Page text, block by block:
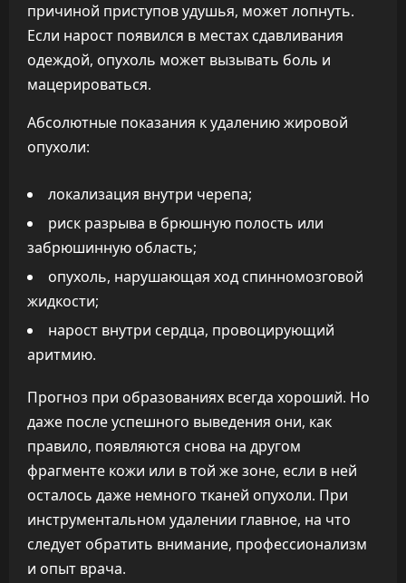
причиной приступов удушья, может лопнуть.
Если нарост появился в местах сдавливания
одеждой, опухоль может вызывать боль и
мацерироваться.
Абсолютные показания к удалению жировой
опухоли:
локализация внутри черепа;
риск разрыва в брюшную полость или
забрюшинную область;
опухоль, нарушающая ход спинномозговой
жидкости;
нарост внутри сердца, провоцирующий
аритмию.
Прогноз при образованиях всегда хороший. Но
даже после успешного выведения они, как
правило, появляются снова на другом
фрагменте кожи или в той же зоне, если в ней
осталось даже немного тканей опухоли. При
инструментальном удалении главное, на что
следует обратить внимание, профессионализм
и опыт врача.